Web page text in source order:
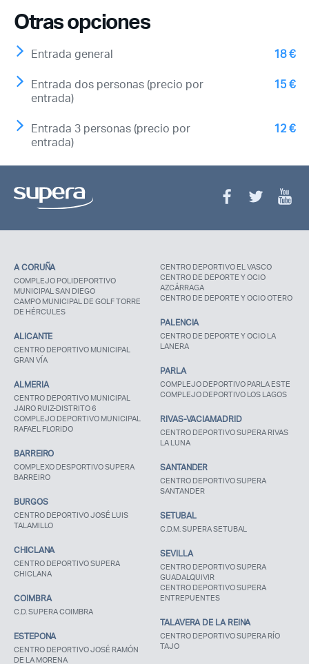
Otras opciones
Entrada general 18 €
Entrada dos personas (precio por
entrada)
15 €
Entrada 3 personas (precio por
entrada)
12 €
A CORUÑA
COMPLEJO POLIDEPORTIVO
MUNICIPAL SAN DIEGO
CAMPO MUNICIPAL DE GOLF TORRE
DE HÉRCULES
ALICANTE
CENTRO DEPORTIVO MUNICIPAL
GRAN VÍA
ALMERIA
CENTRO DEPORTIVO MUNICIPAL
JAIRO RUIZ-DISTRITO 6
COMPLEJO DEPORTIVO MUNICIPAL
RAFAEL FLORIDO
BARREIRO
COMPLEXO DESPORTIVO SUPERA
BARREIRO
BURGOS
CENTRO DEPORTIVO JOSÉ LUIS
TALAMILLO
CHICLANA
CENTRO DEPORTIVO SUPERA
CHICLANA
COIMBRA
C.D. SUPERA COIMBRA
ESTEPONA
CENTRO DEPORTIVO JOSÉ RAMÓN
DE LA MORENA
CENTRO DEPORTIVO EL VASCO
CENTRO DE DEPORTE Y OCIO
AZCÁRRAGA
CENTRO DE DEPORTE Y OCIO OTERO
PALENCIA
CENTRO DE DEPORTE Y OCIO LA
LANERA
PARLA
COMPLEJO DEPORTIVO PARLA ESTE
COMPLEJO DEPORTIVO LOS LAGOS
RIVAS-VACIAMADRID
CENTRO DEPORTIVO SUPERA RIVAS
LA LUNA
SANTANDER
CENTRO DEPORTIVO SUPERA
SANTANDER
SETUBAL
C.D.M. SUPERA SETUBAL
SEVILLA
CENTRO DEPORTIVO SUPERA
GUADALQUIVIR
CENTRO DEPORTIVO SUPERA
ENTREPUENTES
TALAVERA DE LA REINA
CENTRO DEPORTIVO SUPERA RÍO
TAJO